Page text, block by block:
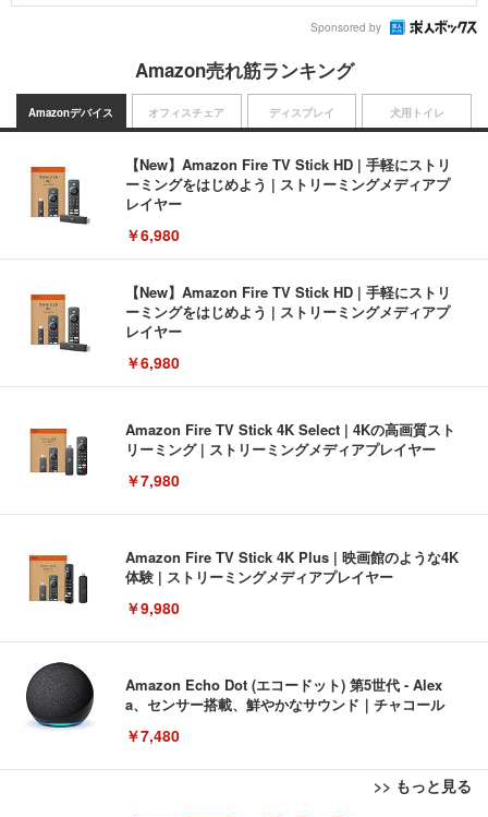
Sponsored by
Amazon売れ筋ランキング
Amazonデバイス
【New】Amazon Fire TV Stick HD | 手軽にストリ
ーミングをはじめよう | ストリーミングメディアプ
レイヤー
￥6,980
【New】Amazon Fire TV Stick HD | 手軽にストリ
ーミングをはじめよう | ストリーミングメディアプ
レイヤー
￥6,980
Amazon Fire TV Stick 4K Select | 4Kの高画質スト
リーミング | ストリーミングメディアプレイヤー
￥7,980
Amazon Fire TV Stick 4K Plus | 映画館のような4K
体験 | ストリーミングメディアプレイヤー
￥9,980
Amazon Echo Dot (エコードット) 第5世代 - Alex
a、センサー搭載、鮮やかなサウンド｜チャコール
￥7,480
>> もっと見る
オフィスチェア ディスプレイ 犬用トイレ